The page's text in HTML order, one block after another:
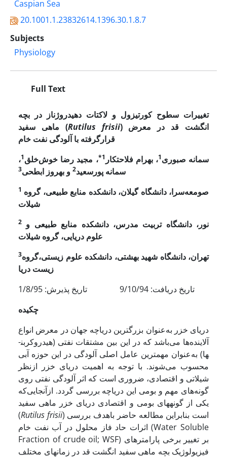
Caspian Sea
20.1001.1.23832614.1396.30.1.8.7
Subjects
Physiology
Full Text
تغییرات سطوح کورتیزول و لاکتات دهیدروژناز در بچه
ماهی سفید (Rutilus frisii) انگشت قد در معرض
قرارگرفته با آلودگی نفت خام
سمانه صبوری1، بهرام فلاحتکار 1* ، مجید رضا خوش‌خلق1،
سمانه پورسعید2 و بهروز ابطحی3
1
شیلات
2
علوم دریایی، گروه شیلات
3تهران، دانشگاه شهید بهشتی، دانشکده علوم زیستی،گروه
زیست دریا
تاریخ دریافت: 9/10/94 تاریخ پذیرش: 1/8/95
چکیده
دریای خزر به‌عنوان بزرگترین دریاچه جهان در معرض انواع
آلاینده‌ها می‌باشد که در این بین مشتقات نفتی (هیدروکربن­
ها) به‌عنوان مهمترین عامل اصلی آلودگی در این حوزه آبی
محسوب می‌شوند. با توجه به اهمیت دریای خزر ازنظر
شیلاتی و اقتصادی، ضروری است که اثر آلودگی نفتی روی
گونه‌های مهم و بومی این دریاچه بررسی گردد. ازآنجایی‌که
یکی از گونه­های بومی و اقتصادی دریای خزر ماهی سفید
(Rutilus frisii) است بنابراین مطالعه حاضر باهدف بررسی
اثرات حاد فاز محلول در آب نفت خام (Water Soluble
Fraction of crude oil; WSF) بر تغییر برخی پارامترهای
فیزیولوژیک بچه ماهی سفید انگشت قد در زمان­های مختلف